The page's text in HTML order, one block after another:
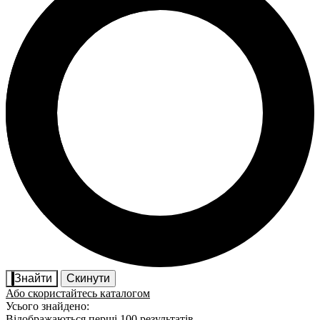
Знайти
Скинути
Або скористайтесь каталогом
Усього знайдено: